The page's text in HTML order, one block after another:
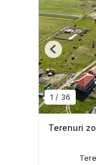
1 / 36
Previous
Terenuri